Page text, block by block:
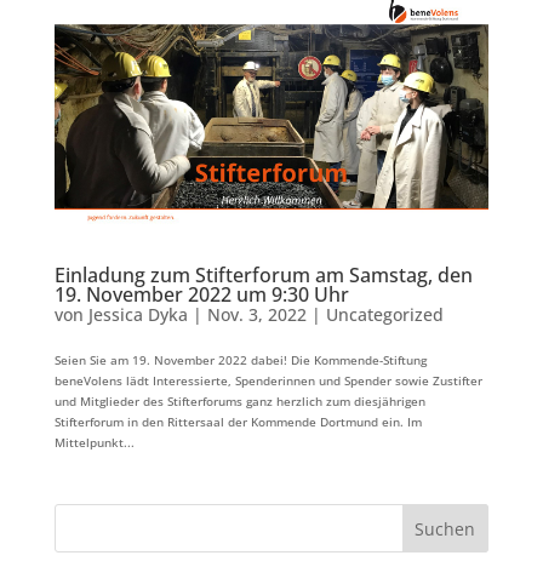
Einladung zum Stifterforum am Samstag, den
19. November 2022 um 9:30 Uhr
von Jessica Dyka | Nov. 3, 2022| Uncategorized
Seien Sie am 19. November 2022 dabei! Die Kommende-Stiftung
beneVolens lädt Interessierte, Spenderinnen und Spender sowie Zustifter
und Mitglieder des Stifterforums ganz herzlich zum diesjährigen
Stifterforum in den Rittersaal der Kommende Dortmund ein. Im
Mittelpunkt...
Suchen